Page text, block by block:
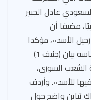
عادل الجبير
مضيفا أن
الأسد»، مؤكدا
«تمسك المملكة باتفاق سياسي أساسه بيان (جنيف 1)
الشعب السوري،
للأسد». وأردف
تباين واضح حول